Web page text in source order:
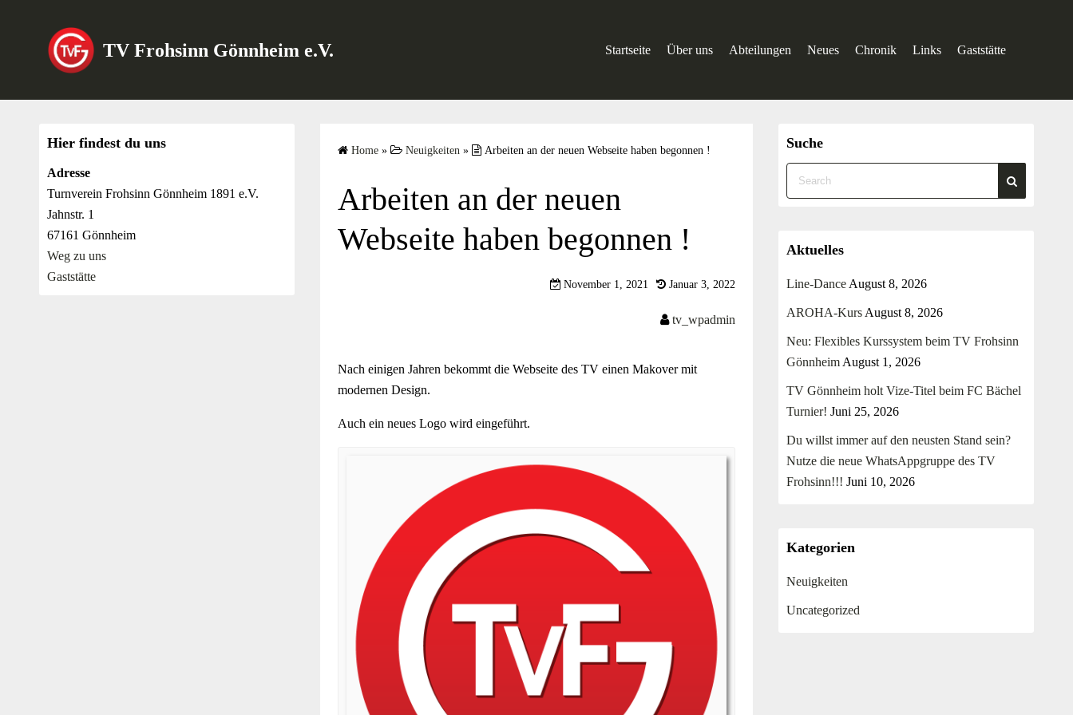
TV Frohsinn Gönnheim e.V. Startseite Über uns
Formulare und Dokumente
Datenschutz
Abteilungen Neues Chronik Links Gaststätte
Home » Neuigkeiten » Arbeiten an der neuen Webseite haben begonnen !
Arbeiten an der neuen
Webseite haben begonnen !
November 1, 2021 Januar 3, 2022
tv_wpadmin
Nach einigen Jahren bekommt die Webseite des TV einen Makover mit
modernen Design.
Auch ein neues Logo wird eingeführt.
Hier findest du uns
Adresse
Turnverein Frohsinn Gönnheim 1891 e.V.
Jahnstr. 1
67161 Gönnheim
Weg zu uns
Gaststätte
Suche
Aktuelles
Line-Dance August 8, 2026
AROHA-Kurs August 8, 2026
Neu: Flexibles Kurssystem beim TV Frohsinn
Gönnheim August 1, 2026
TV Gönnheim holt Vize-Titel beim FC Bächel
Turnier! Juni 25, 2026
Du willst immer auf den neusten Stand sein?
Nutze die neue WhatsAppgruppe des TV
Frohsinn!!! Juni 10, 2026
Kategorien
Neuigkeiten
Uncategorized